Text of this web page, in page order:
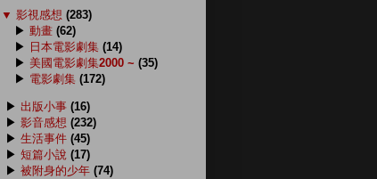
▼ 影視感想 (283)
▶ 動畫 (62)
▶ 日本電影劇集 (14)
▶ 美國電影劇集2000 ~ (35)
▶ 電影劇集 (172)
▶ 出版小事 (16)
▶ 影音感想 (232)
▶ 生活事件 (45)
▶ 短篇小說 (17)
▶ 被附身的少年 (74)